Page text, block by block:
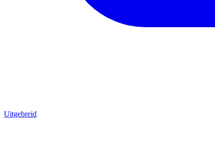
Uitgebreid